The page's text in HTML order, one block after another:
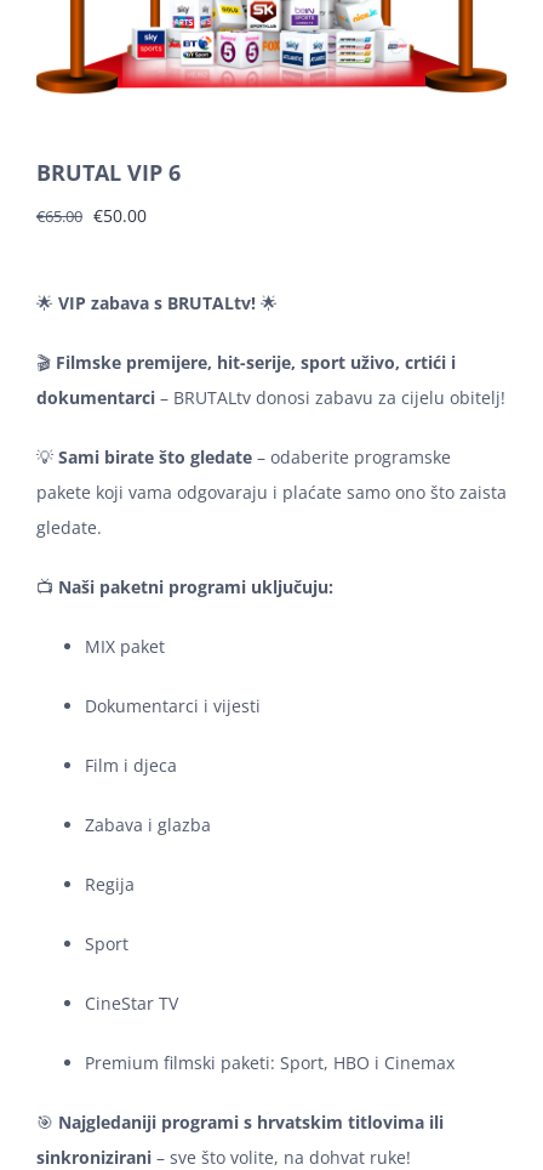
Košarica
BRUTAL VIP 6
€65.00 Izvorna
€65.00.
€50.00Trenutna
🌟 VIP zabava s BRUTALtv! 🌟
🎬 Filmske premijere, hit-serije, sport uživo, crtići i
dokumentarci – BRUTALtv donosi zabavu za cijelu obitelj!
💡 Sami birate što gledate – odaberite programske
pakete koji vama odgovaraju i plaćate samo ono što zaista
gledate.
📺 Naši paketni programi uključuju:
MIX paket
Dokumentarci i vijesti
Film i djeca
Zabava i glazba
Regija
Sport
CineStar TV
Premium filmski paketi: Sport, HBO i Cinemax
🎯 Najgledaniji programi s hrvatskim titlovima ili
sinkronizirani – sve što volite, na dohvat ruke!